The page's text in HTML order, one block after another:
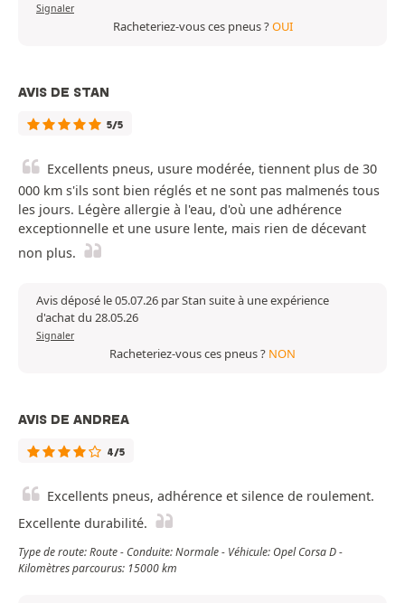
Signaler
Racheteriez-vous ces pneus ?OUI
AVIS DE STAN
5/5
Excellents pneus, usure modérée, tiennent plus de 30
000 km s'ils sont bien réglés et ne sont pas malmenés tous
les jours. Légère allergie à l'eau, d'où une adhérence
exceptionnelle et une usure lente, mais rien de décevant
non plus.
Avis déposé le 05.07.26 par Stan suite à une expérience
d'achat du 28.05.26
Signaler
Racheteriez-vous ces pneus ? NON
AVIS DE ANDREA
4/5
Excellents pneus, adhérence et silence de roulement.
Excellente durabilité.
Type de route: Route - Conduite: Normale - Véhicule: Opel Corsa D -
Kilomètres parcourus: 15000 km